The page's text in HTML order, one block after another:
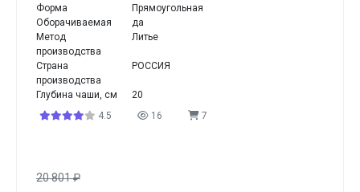
Форма
Прямоугольная
Оборачиваемая
да
Метод
производства
Литье
Страна
производства
РОССИЯ
Глубина чаши, см
20
4.5
16 7
20 801₽